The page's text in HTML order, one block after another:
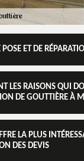
ET DE
LES RAISONS QUI
DE GOUTTIÈRE À
LA PLUS
DES DEVIS